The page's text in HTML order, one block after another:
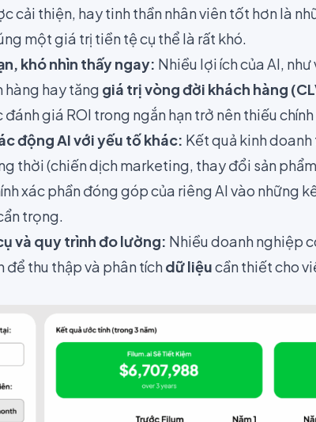
cải thiện, hay tinh thần nhân viên tốt hơn là
một giá trị tiền tệ cụ thể là rất khó.
khó nhìn thấy ngay: Nhiều lợi ích của AI,
hàng hay tăng giá trị vòng đời khách hàng
đánh giá ROI trong ngắn hạn trở nên thiếu
động AI với yếu tố khác: Kết quả kinh
thời (chiến dịch marketing, thay đổi sản
xác phần đóng góp của riêng AI vào những
trọng.
và quy trình đo lường: Nhiều doanh nghiệp
để thu thập và phân tíchdữ liệucần thiết cho